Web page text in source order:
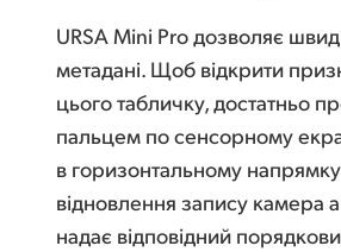
URSA Mini Pro дозволяє
метадані. Щоб відкрити
цього табличку, достатньо
пальцем по сенсорному
в горизонтальному
відновлення запису камера
надає відповідний